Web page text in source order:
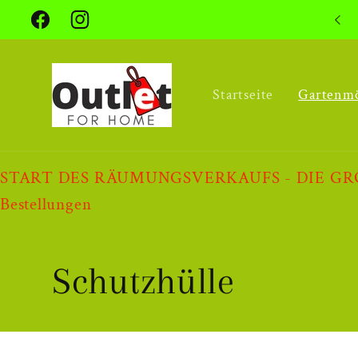
Direkt
zum
Inhalt
FacebookInstagram
Startseite
START DES RÄUMUNGSVERKAUFS - DIE
Bestellungen
K
a
Schutzhülle